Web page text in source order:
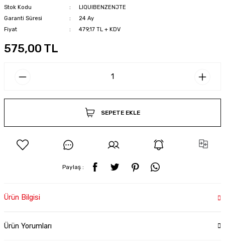
Stok Kodu
LIQUIBENZENJTE
Garanti Süresi
24 Ay
Fiyat
479,17 TL + KDV
575,00 TL
SEPETE EKLE
Paylaş :
Ürün Bilgisi
Ürün Yorumları